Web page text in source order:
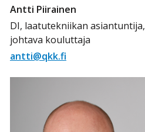
Antti Piirainen
DI, laatutekniikan asiantuntija,
johtava kouluttaja
antti@qkk.fi